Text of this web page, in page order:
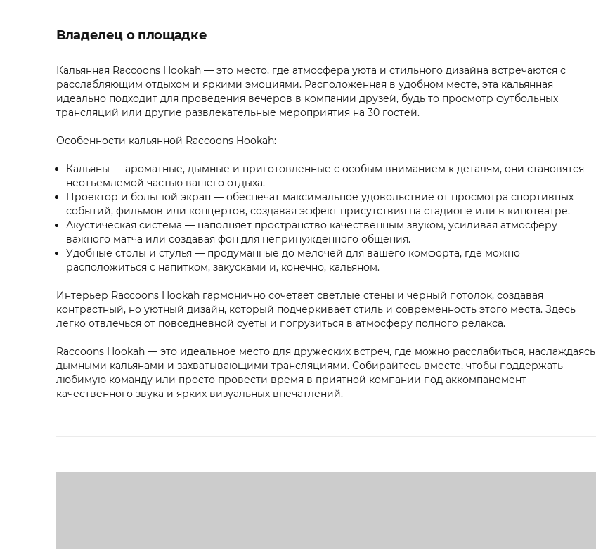
Владелец о площадке
Кальянная Raccoons Hookah — это место, где атмосфера уюта и стильного дизайна встречаются с
расслабляющим отдыхом и яркими эмоциями. Расположенная в удобном месте, эта кальянная
идеально подходит для проведения вечеров в компании друзей, будь то просмотр футбольных
трансляций или другие развлекательные мероприятия на 30 гостей.
Особенности кальянной Raccoons Hookah:
Кальяны — ароматные, дымные и приготовленные с особым вниманием к деталям, они становятся
неотъемлемой частью вашего отдыха.
Проектор и большой экран — обеспечат максимальное удовольствие от просмотра спортивных
событий, фильмов или концертов, создавая эффект присутствия на стадионе или в кинотеатре.
Акустическая система — наполняет пространство качественным звуком, усиливая атмосферу
важного матча или создавая фон для непринужденного общения.
Удобные столы и стулья — продуманные до мелочей для вашего комфорта, где можно
расположиться с напитком, закусками и, конечно, кальяном.
Интерьер Raccoons Hookah гармонично сочетает светлые стены и черный потолок, создавая
контрастный, но уютный дизайн, который подчеркивает стиль и современность этого места. Здесь
легко отвлечься от повседневной суеты и погрузиться в атмосферу полного релакса.
Raccoons Hookah — это идеальное место для дружеских встреч, где можно расслабиться, наслаждаясь
дымными кальянами и захватывающими трансляциями. Собирайтесь вместе, чтобы поддержать
любимую команду или просто провести время в приятной компании под аккомпанемент
качественного звука и ярких визуальных впечатлений.